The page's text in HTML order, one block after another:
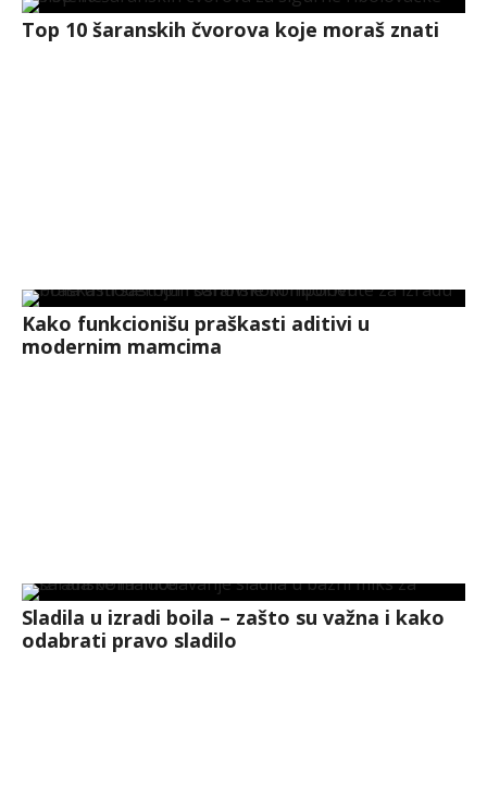
Top 10 šaranskih čvorova koje moraš znati
Kako funkcionišu praškasti aditivi u
modernim mamcima
Sladila u izradi boila – zašto su važna i kako
odabrati pravo sladilo